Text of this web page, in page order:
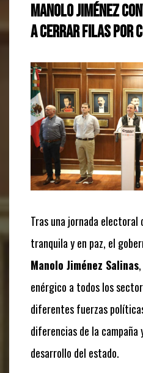
Manolo Jiménez
a cerrar filas por
Tras una jornada electoral
tranquila y en paz, el
Manolo Jiménez Salinas
enérgico a todos los
diferentes fuerzas
diferencias de la
desarrollo del estado.